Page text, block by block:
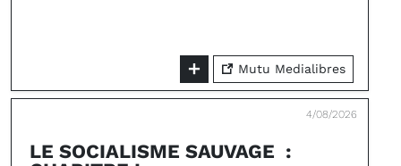
Mutu Medialibres
4/08/2026
LE SOCIALISME SAUVAGE :